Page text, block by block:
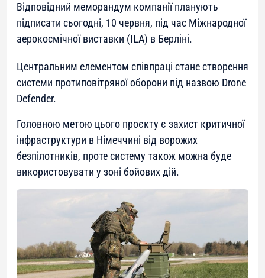
Відповідний меморандум компанії планують
підписати сьогодні, 10 червня, під час Міжнародної
аерокосмічної виставки (ILA) в Берліні.
Центральним елементом співпраці стане створення
системи протиповітряної оборони під назвою Drone
Defender.
Головною метою цього проєкту є захист критичної
інфраструктури в Німеччині від ворожих
безпілотників, проте систему також можна буде
використовувати у зоні бойових дій.